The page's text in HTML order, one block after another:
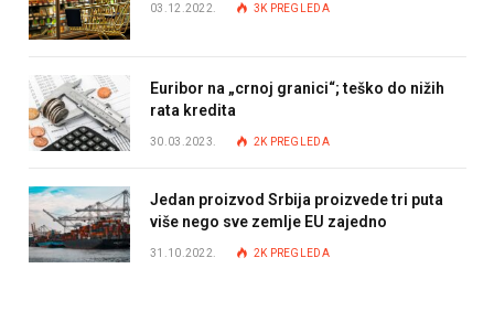
03.12.2022. 3K PREGLEDA
Euribor na „crnoj granici“; teško do nižih
rata kredita
30.03.2023. 2K PREGLEDA
Jedan proizvod Srbija proizvede tri puta
više nego sve zemlje EU zajedno
31.10.2022. 2K PREGLEDA